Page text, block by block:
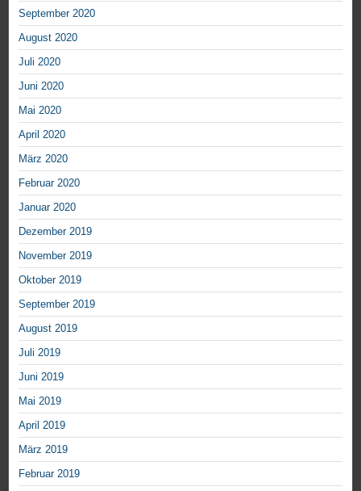
September 2020
August 2020
Juli 2020
Juni 2020
Mai 2020
April 2020
März 2020
Februar 2020
Januar 2020
Dezember 2019
November 2019
Oktober 2019
September 2019
August 2019
Juli 2019
Juni 2019
Mai 2019
April 2019
März 2019
Februar 2019